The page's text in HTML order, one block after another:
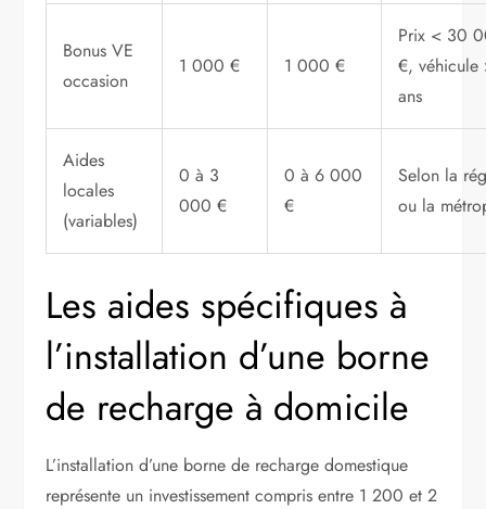
Bonus VE
occasion
1 000 € 1 000 €
Prix < 30
€, véhicule
ans
Aides
locales
(variables)
0 à 3
000 €
0 à 6 000
€
Selon la
ou la
Les aides spécifiques à
l’installation d’une borne
de recharge à domicile
L’installation d’une borne de recharge domestique
représente un investissement compris entre 1 200 et 2